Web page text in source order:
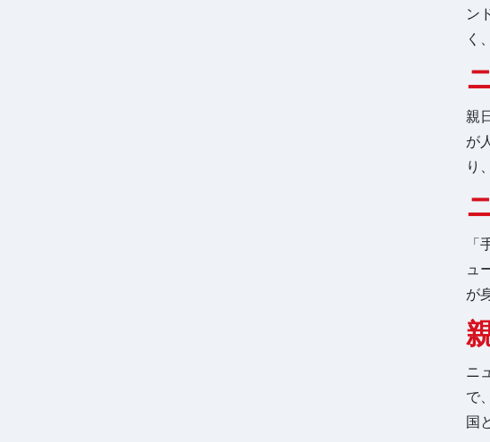
ン
く
親
が
り
ュ
が
ニ
で
国